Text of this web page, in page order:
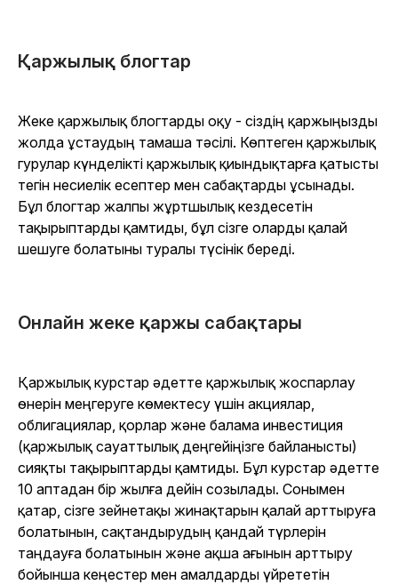
Қаржылық блогтар
Жеке қаржылық блогтарды оқу - сіздің қаржыңызды
жолда ұстаудың тамаша тәсілі. Көптеген қаржылық
гурулар күнделікті қаржылық қиындықтарға қатысты
тегін несиелік есептер мен сабақтарды ұсынады.
Бұл блогтар жалпы жұртшылық кездесетін
тақырыптарды қамтиды, бұл сізге оларды қалай
шешуге болатыны туралы түсінік береді.
Онлайн жеке қаржы сабақтары
Қаржылық курстар әдетте қаржылық жоспарлау
өнерін меңгеруге көмектесу үшін акциялар,
облигациялар, қорлар және балама инвестиция
(қаржылық сауаттылық деңгейіңізге байланысты)
сияқты тақырыптарды қамтиды. Бұл курстар әдетте
10 аптадан бір жылға дейін созылады. Сонымен
қатар, сізге зейнетақы жинақтарын қалай арттыруға
болатынын, сақтандырудың қандай түрлерін
таңдауға болатынын және ақша ағынын арттыру
бойынша кеңестер мен амалдарды үйрететін